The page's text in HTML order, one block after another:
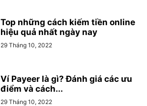
Top những cách kiếm tiền online
hiệu quả nhất ngày nay
29 Tháng 10, 2022
Ví Payeer là gì? Đánh giá các ưu
điểm và cách...
29 Tháng 10, 2022